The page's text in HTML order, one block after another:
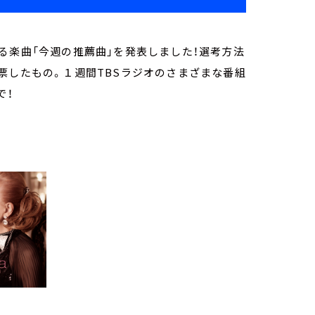
曲「今週の推薦曲」を発表しました！選考方法
たもの。１週間TBSラジオのさまざまな番組